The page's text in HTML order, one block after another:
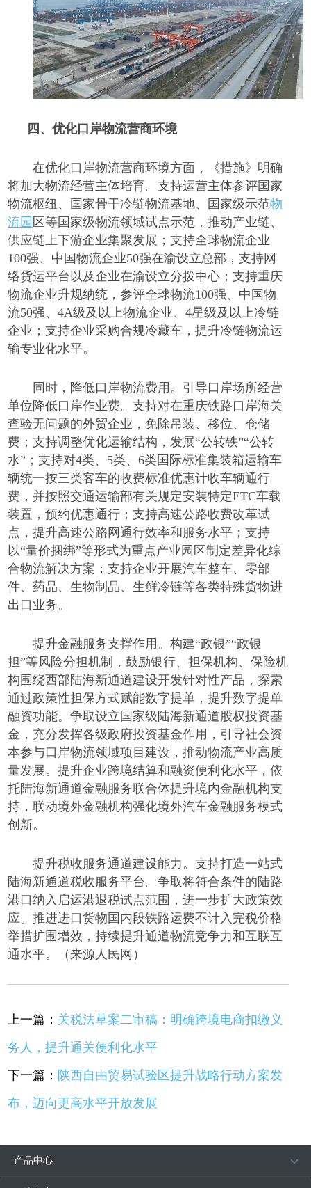
四、优化口岸物流营商环境
在优化口岸物流营商环境方面，《措施》明确
将加大物流经营主体培育。支持运营主体参评国家
物流枢纽、国家骨干冷链物流基地、国家级示范物
流园 区等国家级物流领域试点示范，推动产业链、
供应链上下游企业集聚发展；支持全球物流企业
100强、中国物流企业50强在渝设立总部，支持网
络货运平台以及企业在渝设立分拨中心；支持重庆
物流企业升规纳统，参评全球物流100强、中国物
流50强、4A级及以上物流企业、4星级及以上冷链
企业；支持企业采购合规冷藏车，提升冷链物流运
输专业化水平。
同时，降低口岸物流费用。引导口岸场所经营
单位降低口岸作业费。支持对在重庆铁路口岸海关
查验无问题的外贸企业，免除吊装、移位、仓储
费；支持调整优化运输结构，发展“公转铁”“公转
水”；支持对4类、5类、6类国际标准集装箱运输车
辆统一按三类客车的收费标准优惠计收车辆通行
费，并按照交通运输部有关规定安装特定ETC车载
装置，预约优惠通行；支持高速公路收费改革试
点，提升高速公路网通行效率和服务水平；支持
以“量价捆绑”等形式为重点产业园区制定差异化综
合物流解决方案；支持企业开展汽车整车、零部
件、药品、生物制品、生鲜冷链等各类特殊货物进
出口业务。
提升金融服务支撑作用。构建“政银”“政银
担”等风险分担机制，鼓励银行、担保机构、保险机
构围绕西部陆海新通道建设开发针对性产品，探索
通过政策性担保方式赋能数字提单，提升数字提单
融资功能。争取设立国家级陆海新通道股权投资基
金，充分发挥各级政府投资基金作用，引导社会资
本参与口岸物流领域项目建设，推动物流产业高质
量发展。提升企业跨境结算和融资便利化水平，依
托陆海新通道金融服务联合体提升境内金融机构支
持，联动境外金融机构强化境外汽车金融服务模式
创新。
提升税收服务通道建设能力。支持打造一站式
陆海新通道税收服务平台。争取将符合条件的陆路
港口纳入启运港退税试点范围，进一步扩大政策效
应。推进进口货物国内段铁路运费不计入完税价格
举措扩围增效，持续提升通道物流竞争力和互联互
通水平。（来源人民网）
上一篇： 关税法草案二审稿：明确跨境电商扣缴义
务人，提升通关便利化水平
下一篇： 陕西自由贸易试验区提升战略行动方案发
布，迈向更高水平开放发展
产品中心